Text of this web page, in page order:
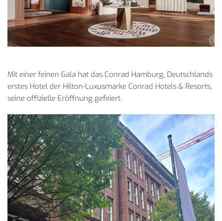
Mit einer feinen Gala hat das Conrad Hamburg, Deutschlands
erstes Hotel der Hilton-Luxusmarke Conrad Hotels & Resorts,
seine offizielle Eröffnung gefeiert.